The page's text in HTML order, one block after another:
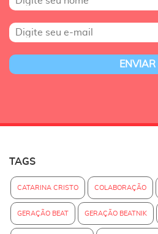
TAGS
CATARINA CRISTO COLABORAÇÃO
GERAÇÃO BEAT GERAÇÃO BEATNIK